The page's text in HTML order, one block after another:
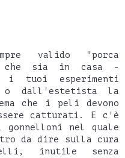
valido "porca
che sia in casa -
i tuoi esperimenti
o dall'estetista la
che i peli devono
catturati. E c'è
nel quale
da dire sulla cura
inutile senza